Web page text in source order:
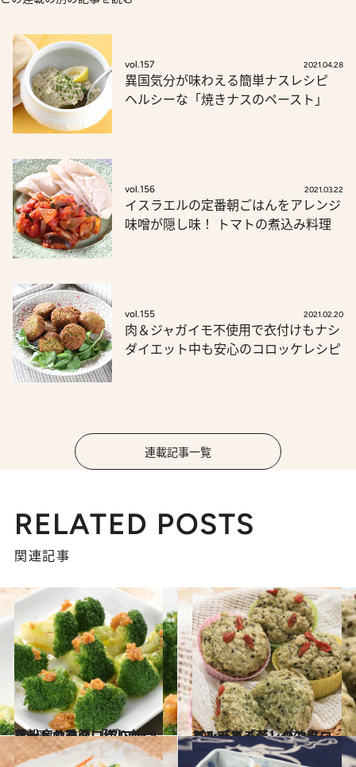
vol.157 2021.04.28
異国気分が味わえる簡単ナスレシピ
ヘルシーな「焼きナスのペースト」
vol.156 2021.03.22
イスラエルの定番朝ごはんをアレンジ
味噌が隠し味！ トマトの煮込み料理
vol.155 2021.02.20
肉＆ジャガイモ不使用で衣付けもナシ
ダイエット中も安心のコロッケレシピ
連載記事一覧
RELATED POSTS
関連記事
2015.2.27
花粉症の季節に作りたいホットサラダ 「ブロッコリー」のマクロビレシピ
グルメ 2014.5.8
アンチエイジング効果も！「ヨモギ」のマクロビレシピ「蒸しパン」
グルメ